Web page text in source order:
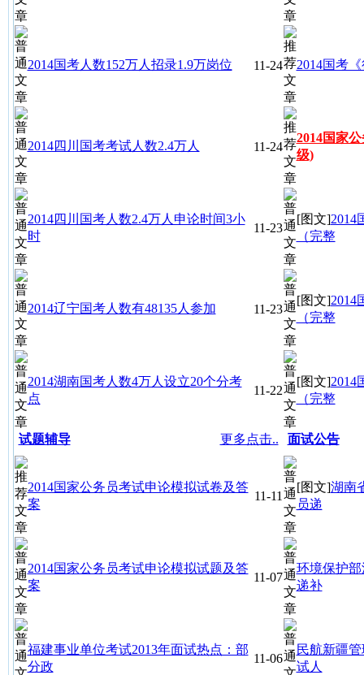
2014国考人数152万人招录1.9万岗位 11-24
2014四川国考考试人数2.4万人 11-24
2014四川国考人数2.4万人申论时间3小
时
11-23
2014辽宁国考人数有48135人参加 11-23
2014湖南国考人数4万人设立20个分考
点
11-22
2014国考
2014国家
级)
[图文]2014
（完整
[图文]2014
（完整
[图文]2014
（完整
试题辅导 更多点击..
2014国家公务员考试申论模拟试卷及答
案
11-11
2014国家公务员考试申论模拟试题及答
案
11-07
福建事业单位考试2013年面试热点：部
分政
11-06
面试公告
[图文]湖南
员递
环境保护
递补
民航新疆
试人